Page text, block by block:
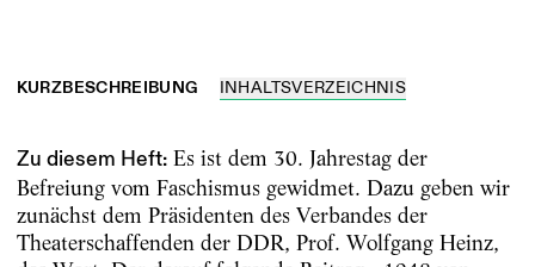
KURZBESCHREIBUNG INHALTSVERZEICHNIS
Zu diesem Heft:Es ist dem 30. Jahrestag der
Befreiung vom Faschismus gewidmet. Dazu geben wir
zunächst dem Präsidenten des Verbandes der
Theaterschaffenden der DDR, Prof. Wolfgang Heinz,